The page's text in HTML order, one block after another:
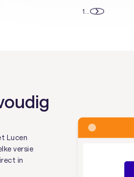
1
Lucen
versie
in